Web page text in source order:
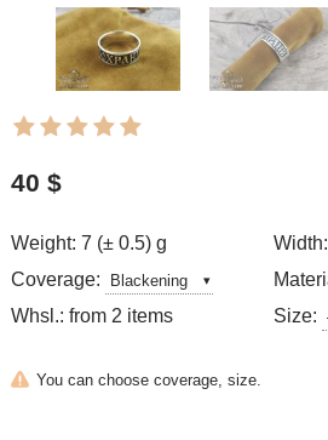
40 $
Weight: 7 (± 0.5) g
Coverage:
Whsl.: from 2 items
Size:
You can choose coverage, size.